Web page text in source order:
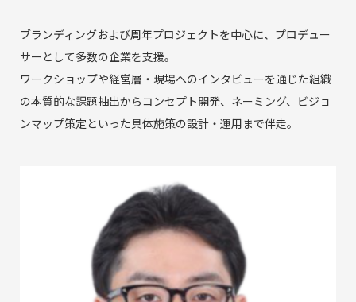
ブランディングおよび周年プロジェクトを中心に、プロデュー
サーとして多数の企業を支援。
ワークショップや経営層・現場へのインタビューを通じた組織
の本質的な課題抽出からコンセプト開発、ネーミング、ビジョ
ンマップ策定といった具体施策の設計・運用まで伴走。